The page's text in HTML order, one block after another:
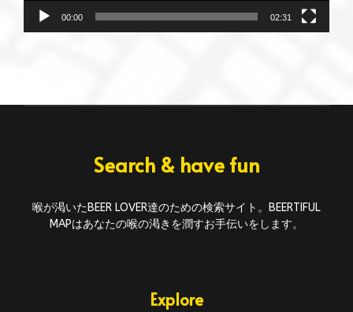
00:00 02:31
Search & have fun
喉が渇いたBEER LOVER達のための検索サイト。BEERTIFUL
MAPはあなたの喉の渇きを潤すお手伝いをします。
Explore